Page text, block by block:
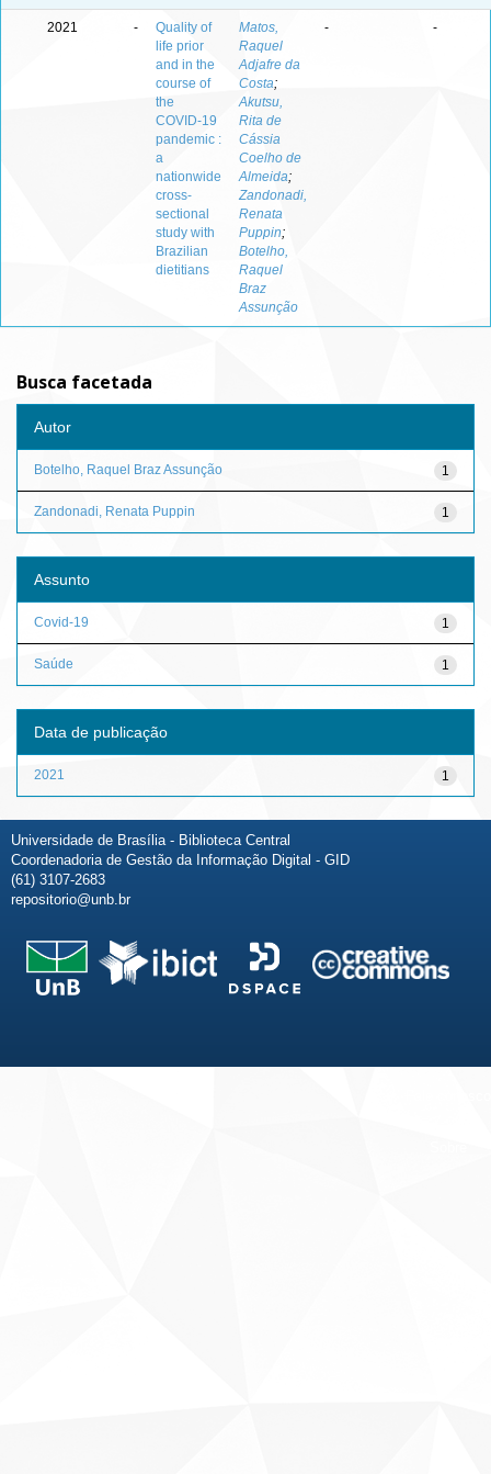
2021 -
Quality of
life prior
and in the
course of
the
COVID-19
pandemic :
a
nationwide
cross-
sectional
study with
Brazilian
dietitians
Matos,
Raquel
Adjafre da
Costa;
Akutsu,
Rita de
Cássia
Coelho de
Almeida;
Zandonadi,
Renata
Puppin;
Botelho,
Raquel
Braz
Assunção
- -
Busca facetada
Autor
1
Botelho, Raquel Braz Assunção
1
Zandonadi, Renata Puppin
Assunto
1
Covid-19
1
Saúde
Data de publicação
1
2021
Universidade de Brasília - Biblioteca Central
Coordenadoria de Gestão da Informação Digital - GID
(61) 3107-2683
repositorio@unb.br